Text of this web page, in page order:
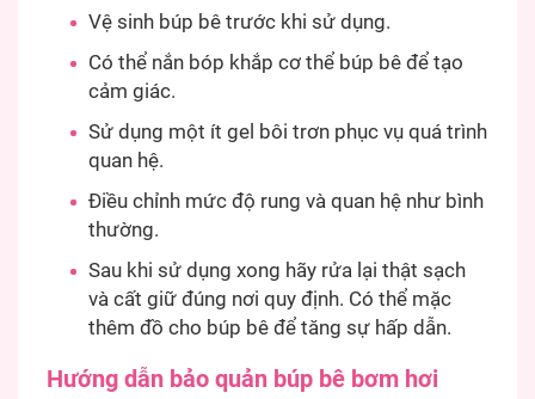
Vệ sinh búp bê trước khi sử dụng.
Có thể nắn bóp khắp cơ thể búp bê để tạo
cảm giác.
Sử dụng một ít gel bôi trơn phục vụ quá trình
quan hệ.
Điều chỉnh mức độ rung và quan hệ như bình
thường.
Sau khi sử dụng xong hãy rửa lại thật sạch
và cất giữ đúng nơi quy định. Có thể mặc
thêm đồ cho búp bê để tăng sự hấp dẫn.
Hướng dẫn bảo quản búp bê bơm hơi